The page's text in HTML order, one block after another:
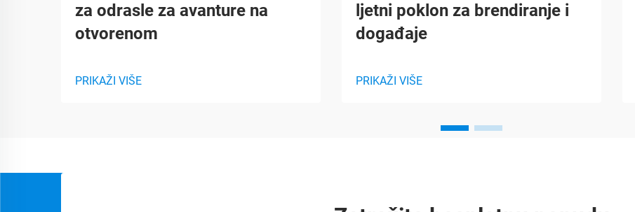
za odrasle za avanture na
otvorenom
PRIKAŽI VIŠE
ljetni poklon za brendiranje i
događaje
PRIKAŽI VIŠE